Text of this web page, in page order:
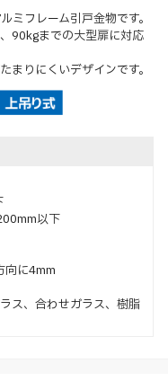
フレーム引戸金物です。
90kgまでの大型扉に対応
りにくいデザインです。
以下
向に4mm
ス、合わせガラス、樹脂